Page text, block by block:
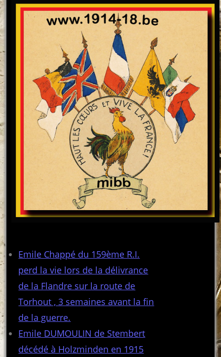
Emile Chappé du 159ème R.I.
perd la vie lors de la délivrance
de la Flandre sur la route de
Torhout , 3 semaines avant la fin
de la guerre.
Emile DUMOULIN de Stembert
décédé à Holzminden en 1915